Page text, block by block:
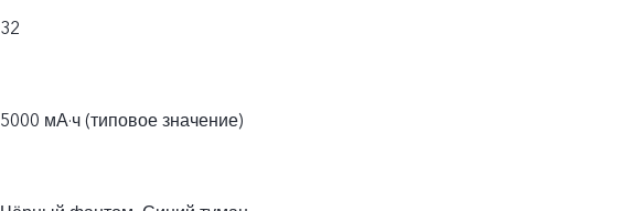
32
5000 мА·ч (типовое значение)